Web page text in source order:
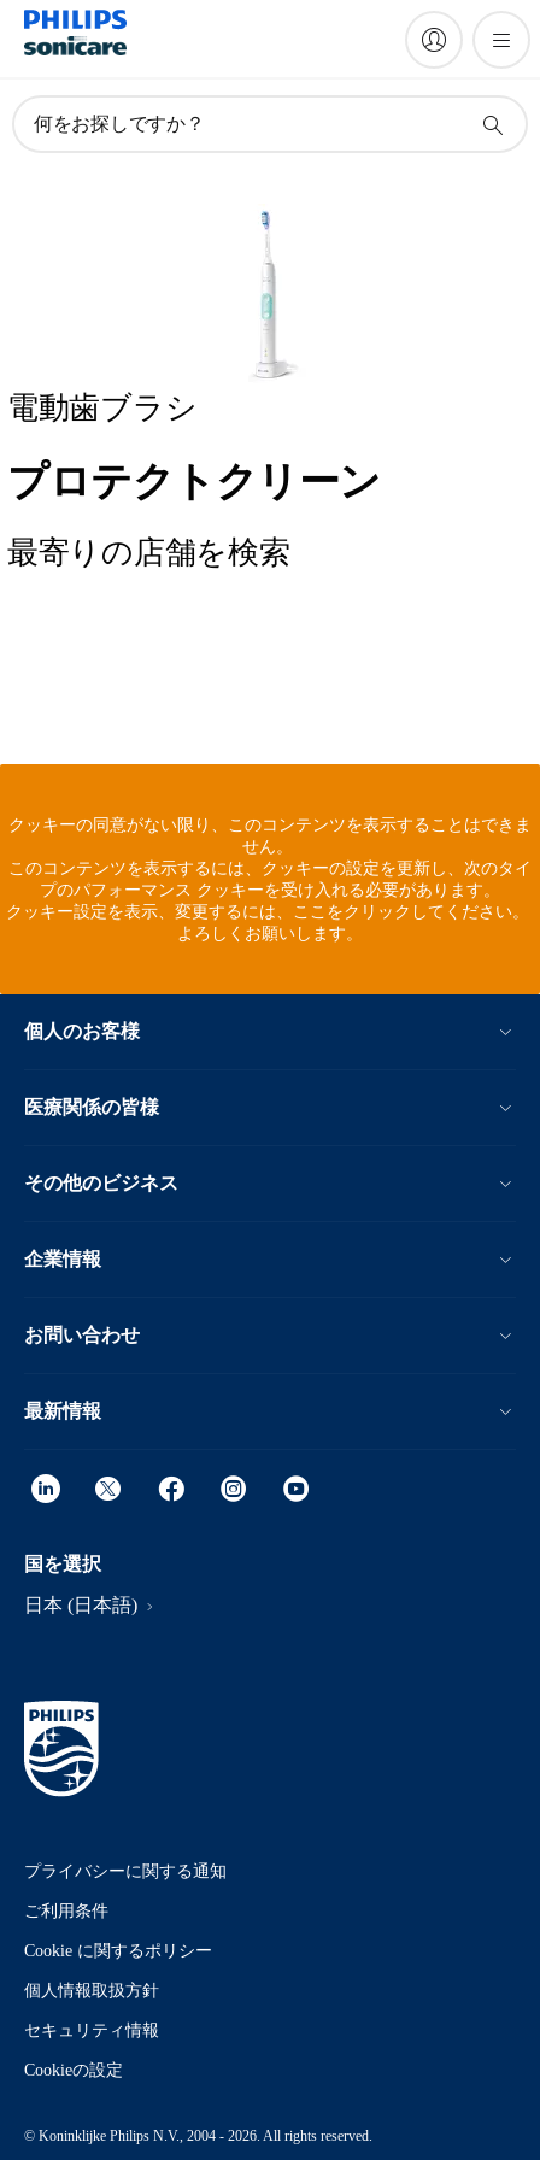
何をお探しですか？
電動歯ブラシ
プロテクトクリーン
最寄りの店舗を検索
クッキーの同意がない限り、このコンテンツを表示することはできま
せん。
このコンテンツを表示するには、クッキーの設定を更新し、次のタイ
プのパフォーマンス クッキーを受け入れる必要があります。
クッキー設定を表示、変更するには、ここをクリックしてください。
よろしくお願いします。
個人のお客様
医療関係の皆様
その他のビジネス
企業情報
お問い合わせ
最新情報
国を選択
日本 (日本語)
プライバシーに関する通知
ご利用条件
Cookie に関するポリシー
個人情報取扱方針
セキュリティ情報
Cookieの設定
© Koninklijke Philips N.V., 2004 - 2026. All rights reserved.